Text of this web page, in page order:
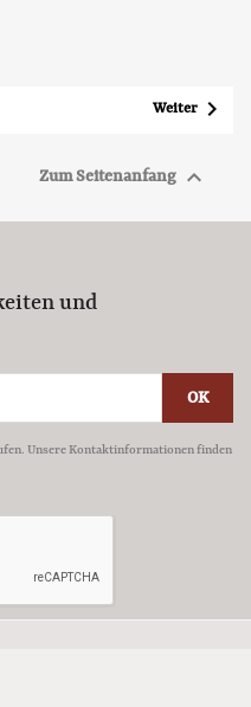
Weiter 
Zum Seitenanfang 
und
Unsere Kontaktinformationen finden